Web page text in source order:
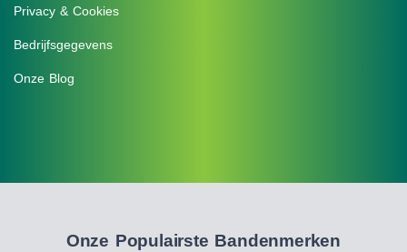
Privacy & Cookies
Bedrijfsgegevens
Onze Blog
Onze Populairste Bandenmerken